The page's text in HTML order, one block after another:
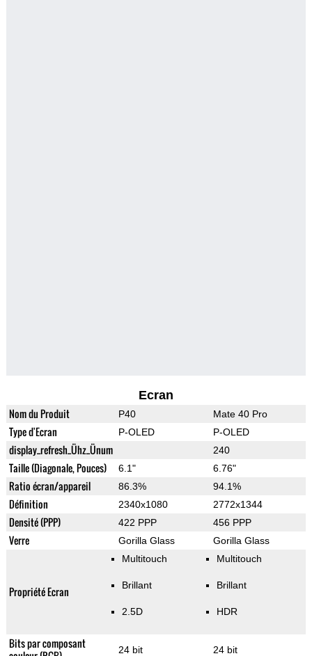
Ecran
Nom du Produit P40 Mate 40 Pro
Type d'Ecran P-OLED P-OLED
display_refresh_Ühz_Ünum 240
Taille (Diagonale, Pouces) 6.1" 6.76"
Ratio écran/appareil 86.3% 94.1%
Définition 2340x1080 2772x1344
Densité (PPP) 422 PPP 456 PPP
Verre Gorilla Glass Gorilla Glass
Propriété Ecran
Multitouch
Brillant
2.5D
Multitouch
Brillant
HDR
Bits par composant
24 bit 24 bit